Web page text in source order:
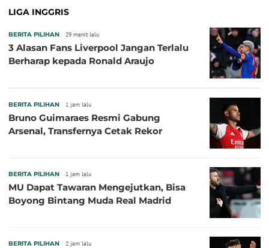
LIGA INGGRIS
BERITA PILIHAN 29 menit lalu
3 Alasan Fans Liverpool Jangan Terlalu
Berharap kepada Ronald Araujo
BERITA PILIHAN 1 jam lalu
Bruno Guimaraes Resmi Gabung
Arsenal, Transfernya Cetak Rekor
BERITA PILIHAN 1 jam lalu
MU Dapat Tawaran Mengejutkan, Bisa
Boyong Bintang Muda Real Madrid
BERITA PILIHAN 2 jam lalu